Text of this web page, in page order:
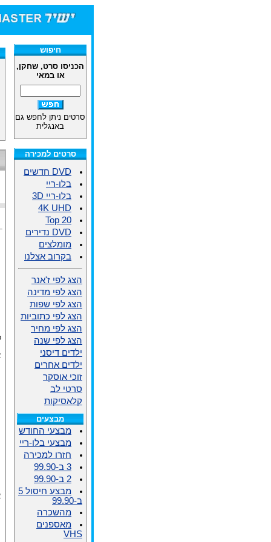
חיפוש
הכניסו סרט, שחקן,
או במאי
סרטים ניתן לחפש גם
באנגלית
סרטים למכירה
DVD חדשים
בלו-ריי
בלו-ריי 3D
4K UHD
Top 20
DVD נדירים
מומלצים
בקרוב אצלנו
הצג לפי ז'אנר
הצג לפי מדינה
הצג לפי שפות
הצג לפי כתוביות
הצג לפי מחיר
הצג לפי שנה
ילדים דיסני
ילדים אחרים
זוכי אוסקר
סרטי לב
קלאסיקות
מבצעים
מבצעי החודש
מבצעי בלו-ריי
חזרו למכירה
3 ב-99.90
2 ב-99.90
מבצע חיסול 5
ב-99.90
מהשכרה
מאספנים
VHS